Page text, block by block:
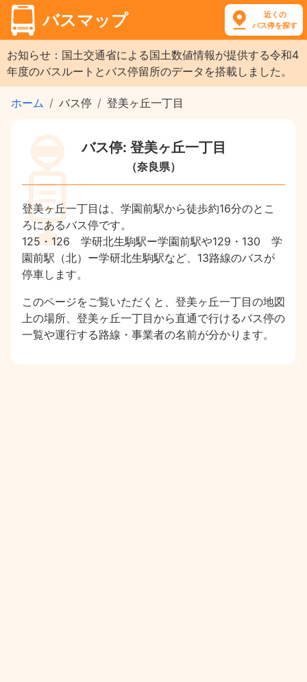
バスマップ
近くの
バス停を探す
お知らせ：国土交通省による国土数値情報が提供する令和4
年度のバスルートとバス停留所のデータを搭載しました。
ホーム バス停 登美ヶ丘一丁目
バス停: 登美ヶ丘一丁目
（奈良県）
登美ヶ丘一丁目は、学園前駅から徒歩約16分のとこ
ろにあるバス停です。
125・126 学研北生駒駅ー学園前駅や129・130 学
園前駅（北）ー学研北生駒駅など、13路線のバスが
停車します。
このページをご覧いただくと、登美ヶ丘一丁目の地図
上の場所、登美ヶ丘一丁目から直通で行けるバス停の
一覧や運行する路線・事業者の名前が分かります。